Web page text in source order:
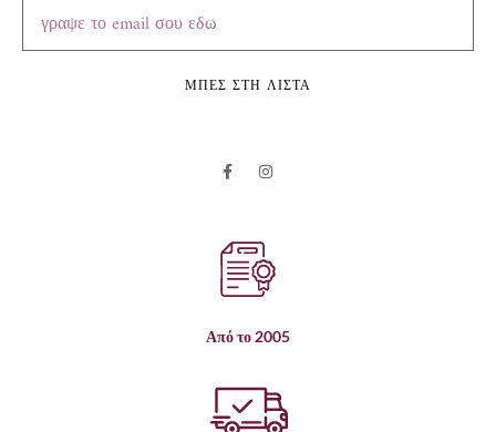
ΜΠΕΣ ΣΤΗ ΛΙΣΤΑ
Από το 2005